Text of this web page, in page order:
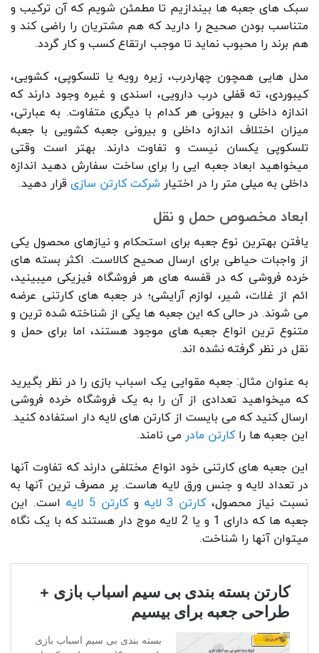
سبک های جعبه ها بیندازیم تا مطمئن شویم که آن ترکیب و
متناسب بودن صحیح را دارید که هم مشتریان را راضی کند و
هم برند را محبوب نماید تا موجب ارتقاع کسب و کار گردد.
مدل هایی همچون چهاردرب، زیره رویه یا تلسکوپی، کشویی،
کیبوردی، ته قفلی درب دارویی، اسندی و غیره وجود دارند که
اندازه داخلی و بیرونی هر کدام با دیگری متفاوت. به عبارتی،
میزان اختلاف اندازه داخلی و بیرونی جعبه کشویی با جعبه
تلسکوپی یکسان نیست و تفاوت دارند. بهتر است وقتی
میخواهید ابعاد جعبه ایی را برای ساخت سفارش دهید اندازه
داخلی به میلی متر را در اختیار شرکت کارتن سازی قرار دهید.
ابعاد مخصوص حمل و نقل
یافتن بهترین نوع جعبه برای استحکام و نیازهای محصول یکی
از واجبات حیاطی برای ارسال صحیح کالاست. اکثر بسته های
خرده فروشی که در قفسه های هر فروشگاه فیزیکی میبینید،
ائم از غلات، شیر، لوازم آرایشی؛ در جعبه های کارتنی عرضه
می شوند. در حالی که این جعبه ها یکی از شناخته شده ترین و
متنوع ترین انواع جعبه های موجود هستند، اما برای حمل و
نقل در نظر گرفته نشده اند.
به عنوان مثال: جعبه مقوایی یک اسباب بازی را در نظر بگیرید
که میخواهید تعدادی از آن را به یک فروشگاه خرده فروشی
ارسال کنید که می بایست از کارتن های لایه دار استفاده کنید.
این جعبه ها راکارتن مادر می نامند.
این جعبه های کارتنی خود انواع مختلفی دارند که تفاوت آنها
در تعداد لایه و جنس ورق لایه هاست. پر مصرف ترین آنها به
نسبت نیاز محصول،کارتن 3 لایه وکارتن 5 لایه
است. این
جعبه ها که دارای 1 و یا 2 لایه موج دار هستند که با یک نگاه
میتوان آنها را شناخت.